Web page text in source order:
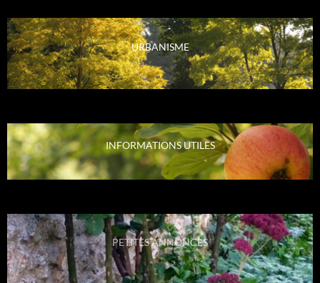
URBANISME
INFORMATIONS UTILES
PETITES ANNONCES